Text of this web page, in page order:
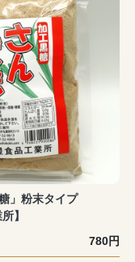
」粉末タイプ
】
780円